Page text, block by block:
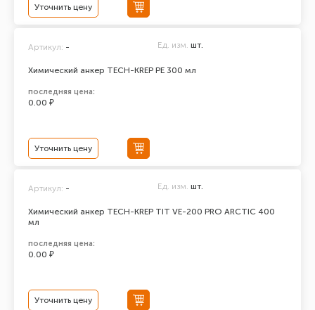
Уточнить цену
Химический анкер TECH-KREP PE 300 мл
Артикул: - Ед. изм. шт.
последняя цена:
0.00 ₽
Уточнить цену
Химический анкер TECH-KREP TIT VE-200 PRO ARCTIC 400
мл
Артикул: - Ед. изм. шт.
последняя цена:
0.00 ₽
Уточнить цену